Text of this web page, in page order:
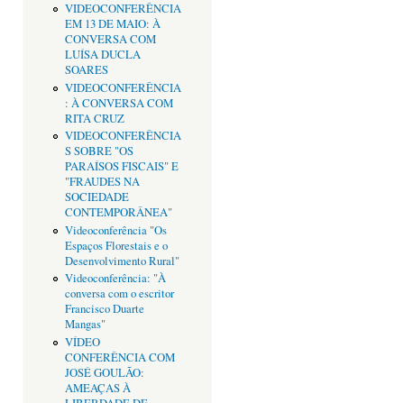
VIDEOCONFERÊNCIA
EM 13 DE MAIO: À
CONVERSA COM
LUÍSA DUCLA
SOARES
VIDEOCONFERÊNCIA
: À CONVERSA COM
RITA CRUZ
VIDEOCONFERÊNCIA
S SOBRE "OS
PARAÍSOS FISCAIS" E
"FRAUDES NA
SOCIEDADE
CONTEMPORÂNEA"
Videoconferência "Os
Espaços Florestais e o
Desenvolvimento Rural"
Videoconferência: "À
conversa com o escritor
Francisco Duarte
Mangas"
VÍDEO
CONFERÊNCIA COM
JOSÉ GOULÃO:
AMEAÇAS À